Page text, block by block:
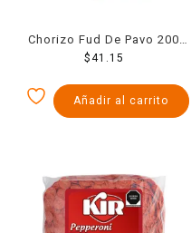
Chorizo Fud De Pavo 200
Grs
$41.15
Añadir al carrito